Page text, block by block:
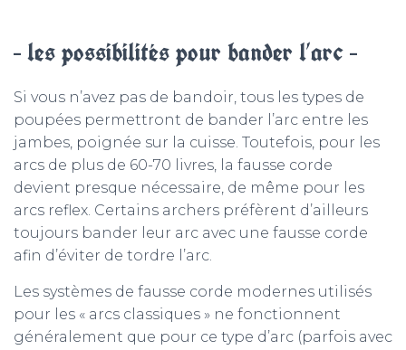
– les possibilités pour bander l’arc –
Si vous n’avez pas de bandoir, tous les types de
poupées permettront de bander l’arc entre les
jambes, poignée sur la cuisse. Toutefois, pour les
arcs de plus de 60-70 livres, la fausse corde
devient presque nécessaire, de même pour les
arcs reflex. Certains archers préfèrent d’ailleurs
toujours bander leur arc avec une fausse corde
afin d’éviter de tordre l’arc.
Les systèmes de fausse corde modernes utilisés
pour les « arcs classiques » ne fonctionnent
généralement que pour ce type d’arc (parfois avec